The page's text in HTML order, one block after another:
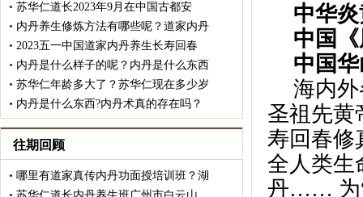
• 苏华仁道长2023年9月在中国古都安
• 内丹养生修炼方法有哪些呢？道家内丹
• 2023五一中国道家内丹养生长寿回春
• 内丹是什么样子的呢？内丹是什么东西
• 苏华仁年龄多大了？苏华仁现在多少岁
• 内丹是什么东西?内丹术真的存在吗？
往期回顾
• 哪里有道家真传内丹功面授培训班？湖
中华
中国
中国
海内
圣祖先黄
寿回春修
全人类生
丹…… 为